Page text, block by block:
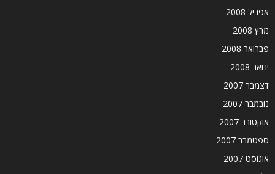
אפריל 2008
מרץ 2008
פברואר 2008
ינואר 2008
דצמבר 2007
נובמבר 2007
אוקטובר 2007
ספטמבר 2007
אוגוסט 2007